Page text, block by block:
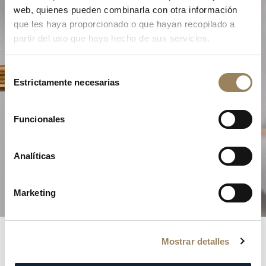
web, quienes pueden combinarla con otra información
que les haya proporcionado o que hayan recopilado a
partir del uso que haya hecho de sus servicios.
Selección
de Estrictamente necesarias
Funcionales
Analíticas
Marketing
Mostrar detalles
La Excelencia de la Alta